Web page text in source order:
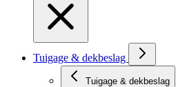
Tuigage & dekbeslag
Tuigage & dekbeslag